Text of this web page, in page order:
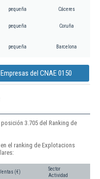
pequeña Cáceres
pequeña Coruña
pequeña Barcelona
del CNAE 0150
3.705 del Ranking de
el ranking de Explotacions
(€)
Sector
Actividad